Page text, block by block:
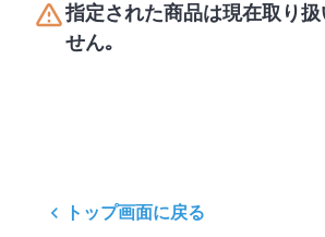
指定された商品は現在取り扱
せん｡
トップ画面に戻る